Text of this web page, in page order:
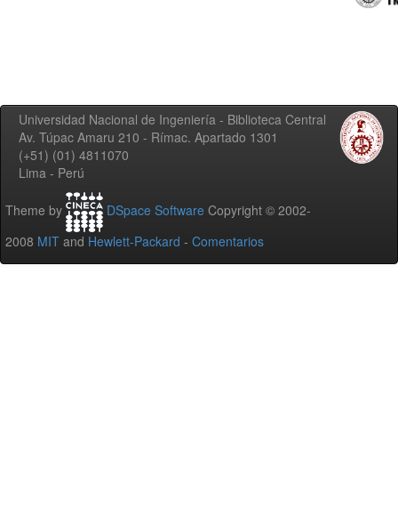
Universidad Nacional de Ingeniería - Biblioteca Central
Av. Túpac Amaru 210 - Rímac. Apartado 1301
(+51) (01) 4811070
Lima - Perú
Theme by DSpace Software Copyright © 2002-
2008 MIT and Hewlett-Packard - Comentarios